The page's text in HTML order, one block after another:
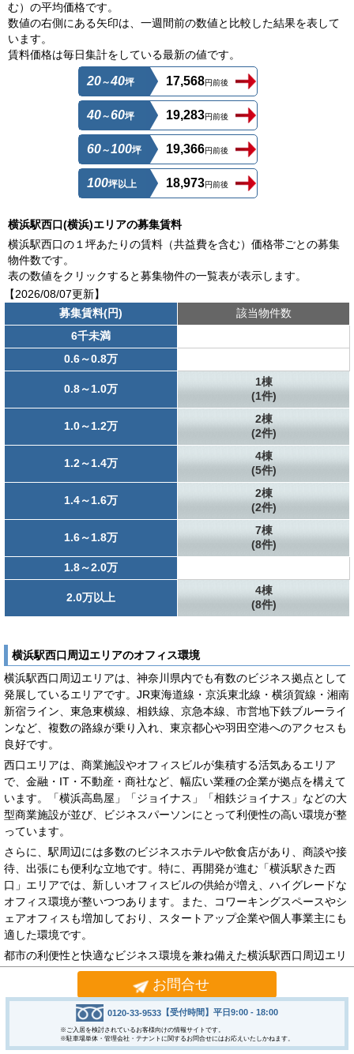
む）の平均価格です。
数値の右側にある矢印は、一週間前の数値と比較した結果を表して
います。
賃料価格は毎日集計をしている最新の値です。
20～40坪 17,568円前後
40～60坪 19,283円前後
60～100坪 19,366円前後
100坪以上 18,973円前後
横浜駅西口(横浜)エリアの募集賃料
横浜駅西口の１坪あたりの賃料（共益費を含む）価格帯ごとの募集
物件数です。
表の数値をクリックすると募集物件の一覧表が表示します。
【2026/08/07更新】
募集賃料(円)
該当物件数
6千未満
0.6～0.8万
0.8～1.0万
1棟
(1件)
1.0～1.2万
2棟
(2件)
1.2～1.4万
4棟
(5件)
1.4～1.6万
2棟
(2件)
1.6～1.8万
7棟
(8件)
1.8～2.0万
2.0万以上
4棟
(8件)
横浜駅西口周辺エリアのオフィス環境
横浜駅西口周辺エリアは、神奈川県内でも有数のビジネス拠点として
発展しているエリアです。JR東海道線・京浜東北線・横須賀線・湘南
新宿ライン、東急東横線、相鉄線、京急本線、市営地下鉄ブルーライ
ンなど、複数の路線が乗り入れ、東京都心や羽田空港へのアクセスも
良好です。
西口エリアは、商業施設やオフィスビルが集積する活気あるエリア
で、金融・IT・不動産・商社など、幅広い業種の企業が拠点を構えて
います。「横浜高島屋」「ジョイナス」「相鉄ジョイナス」などの大
型商業施設が並び、ビジネスパーソンにとって利便性の高い環境が整
っています。
さらに、駅周辺には多数のビジネスホテルや飲食店があり、商談や接
待、出張にも便利な立地です。特に、再開発が進む「横浜駅きた西
口」エリアでは、新しいオフィスビルの供給が増え、ハイグレードな
オフィス環境が整いつつあります。また、コワーキングスペースやシ
ェアオフィスも増加しており、スタートアップ企業や個人事業主にも
適した環境です。
都市の利便性と快適なビジネス環境を兼ね備えた横浜駅西口周辺エリ
アは、成長を目指す企業にとって理想的なオフィス拠点となるでしょ
う。あなたもこのエリアで最適なオフィスを見つけてみませんか？
お問合せ
0120-33-9533 【受付時間】平日9:00 - 18:00
※ご入居を検討されているお客様向けの情報サイトです。
※駐車場単体・管理会社・テナントに関するお問合せにはお応えいたしかねます。
20-40坪 40-60坪 60-80坪 80-100坪
150-200坪 200坪以上